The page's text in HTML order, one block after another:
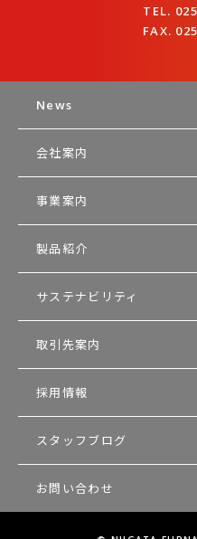
TEL.
FAX.
News
会社案内
事業案内
製品紹介
サステナビリティ
取引先案内
採用情報
スタッフブログ
お問い合わせ